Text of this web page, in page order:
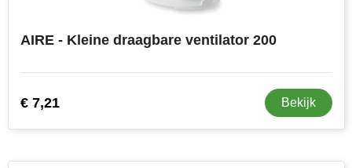
AIRE - Kleine draagbare ventilator 200
€ 7,21 Bekijk